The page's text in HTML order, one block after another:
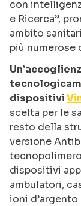
con
e Ricerca”,
ambito
più numerose
dispositivi
scelta per le
resto della
versione
dispositivi
ambulatori,
ioni